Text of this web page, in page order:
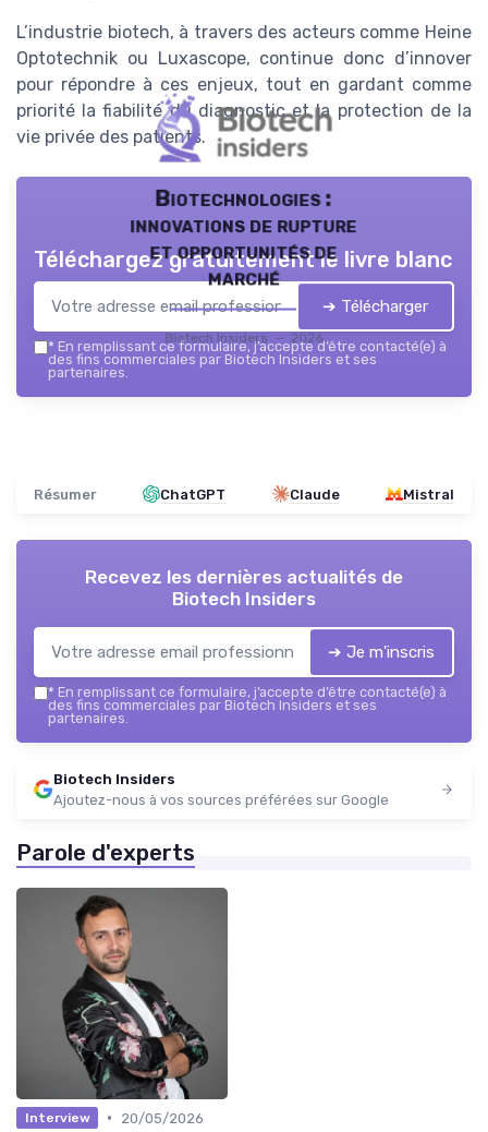
L’industrie biotech, à travers des acteurs comme Heine
Optotechnik ou Luxascope, continue donc d’innover
pour répondre à ces enjeux, tout en gardant comme
priorité la fiabilité du diagnostic et la protection de la
vie privée des patients.
Biotechnologies :
innovations de rupture
et opportunités de
marché
Biotech Insiders — 2026
Téléchargez gratuitement le livre blanc
➔ Télécharger
* En remplissant ce formulaire, j’accepte d’être contacté(e) à
des fins commerciales par Biotech Insiders et ses
partenaires.
Résumer ChatGPT Claude Mistral
Recevez les dernières actualités de
Biotech Insiders
➔ Je m'inscris
* En remplissant ce formulaire, j’accepte d’être contacté(e) à
des fins commerciales par Biotech Insiders et ses
partenaires.
Biotech Insiders
Ajoutez-nous à vos sources préférées sur Google
Parole d'experts
Interview • 20/05/2026